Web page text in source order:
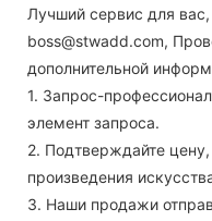
Лучший сервис для
boss@stwadd.com,
дополнительной
1. Запрос-
элемент запроса.
2. Подтверждайте
произведения
3. Наши продажи